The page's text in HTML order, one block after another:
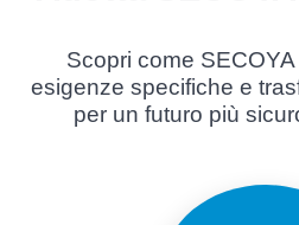
Scopri come
esigenze specifiche e
per un futuro più